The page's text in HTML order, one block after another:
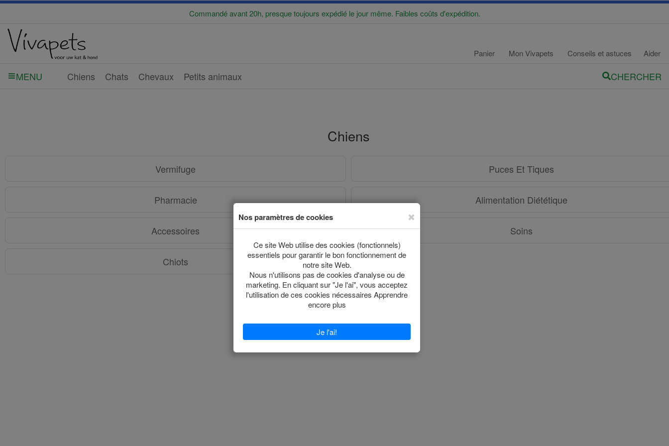
Commandé avant 20h, presque toujours expédié le jour même. Faibles coûts d'expédition.
Panier Mon Vivapets Conseils et astuces Aider
MENU Chiens Chats Chevaux Petits animaux CHERCHER
Chiens
Vermifuge Puces Et Tiques
Pharmacie Alimentation Diététique
Accessoires Soins
Chiots